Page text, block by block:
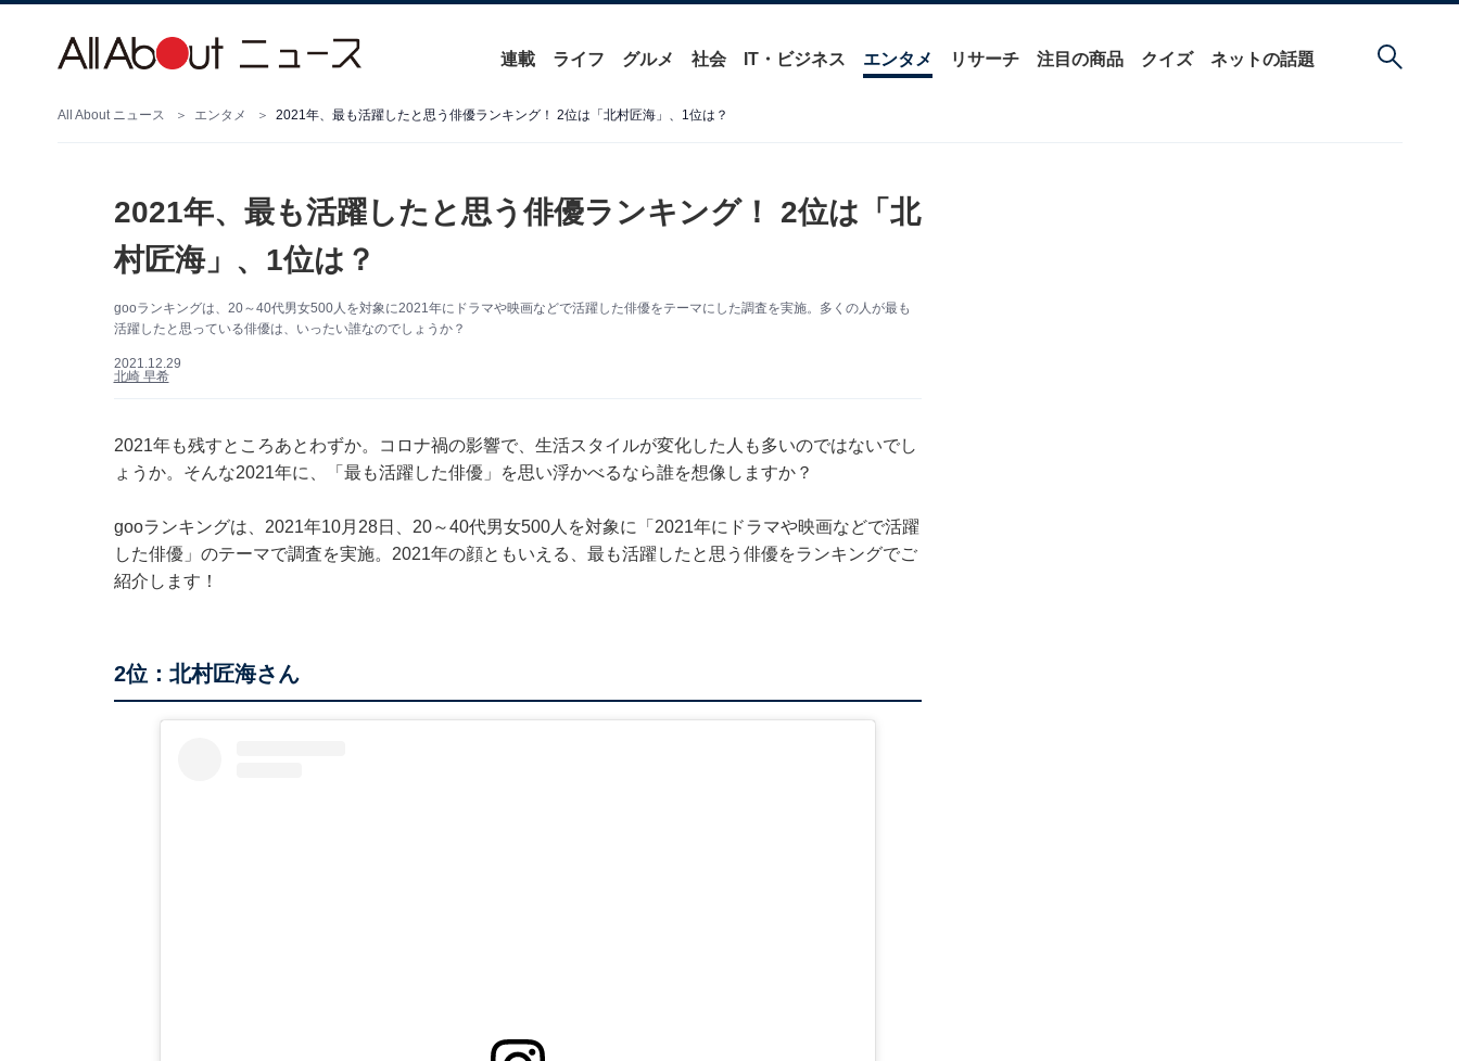
連載 ライフ グルメ 社会 IT・ビジネス エンタメ リサーチ 注目の商品 クイズ ネットの話題
All About ニュース エンタメ 2021年、最も活躍したと思う俳優ランキング！ 2位は「北村匠海」、1位は？
2021年、最も活躍したと思う俳優ランキング！ 2位は「北
村匠海」、1位は？
gooランキングは、20～40代男女500人を対象に2021年にドラマや映画などで活躍した俳優をテーマにした調査を実施。多くの人が最も
活躍したと思っている俳優は、いったい誰なのでしょうか？
2021.12.29
北崎 早希
2021年も残すところあとわずか。コロナ禍の影響で、生活スタイルが変化した人も多いのではないでし
ょうか。そんな2021年に、「最も活躍した俳優」を思い浮かべるなら誰を想像しますか？
gooランキングは、2021年10月28日、20～40代男女500人を対象に「2021年にドラマや映画などで活躍
した俳優」のテーマで調査を実施。2021年の顔ともいえる、最も活躍したと思う俳優をランキングでご
紹介します！
2位：北村匠海さん